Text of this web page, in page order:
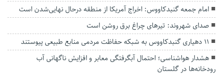
امام جمعه گنبدکاووس: اخراج آمریکا از منطقه درحال نهایی‌شدن است
صدای شهروند: تیرهای چراغ برق روشن است
۱۱ دهیاری گنبدکاووس به شبکه حفاظت مردمی منابع طبیعی پیوستند
هشدار هواشناسی؛ احتمال آبگرفتگی معابر و افزایش ناگهانی آب
رودخانه‌ها در گلستان